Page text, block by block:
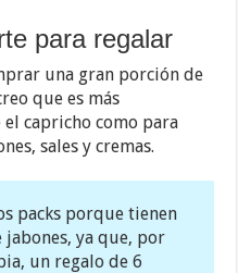
para regalar
una gran porción de
que es más
capricho como para
sales y cremas.
packs porque tienen
jabones, ya que, por
un regalo de 6